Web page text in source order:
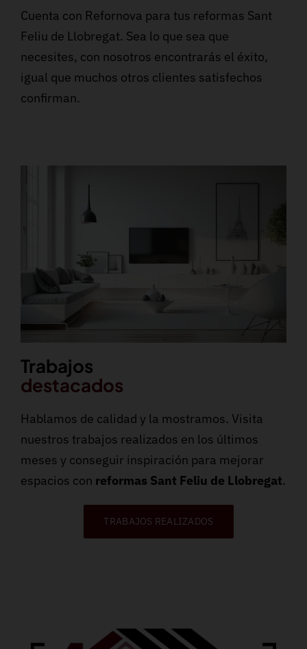
Cuenta con Refornova para tus reformas Sant
Feliu de Llobregat. Sea lo que sea que
necesites, con nosotros encontrarás el éxito,
igual que muchos otros clientes satisfechos
confirman.
Trabajos
destacados
Hablamos de calidad y la mostramos. Visita
nuestros trabajos realizados en los últimos
meses y conseguir inspiración para mejorar
espacios con reformas Sant Feliu de Llobregat.
TRABAJOS REALIZADOS